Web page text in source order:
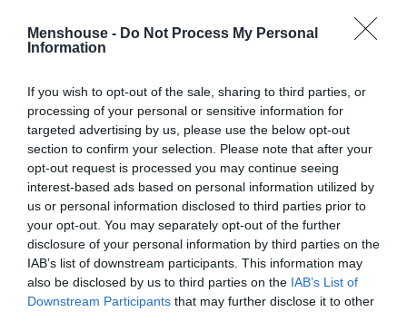
Menshouse - Do Not Process My Personal
Information
If you wish to opt-out of the sale, sharing to third parties, or
processing of your personal or sensitive information for
targeted advertising by us, please use the below opt-out
section to confirm your selection. Please note that after your
opt-out request is processed you may continue seeing
interest-based ads based on personal information utilized by
us or personal information disclosed to third parties prior to
your opt-out. You may separately opt-out of the further
disclosure of your personal information by third parties on the
IAB’s list of downstream participants. This information may
also be disclosed by us to third parties on the IAB’s List of
Downstream Participants that may further disclose it to other
τελικά η παραμονή τους εκεί πράγματα άξιζε τον κόπο.